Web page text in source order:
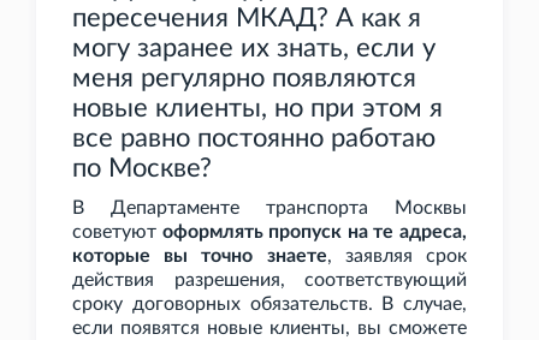
пересечения МКАД? А как я
могу заранее их знать, если у
меня регулярно появляются
новые клиенты, но при этом я
все равно постоянно работаю
по Москве?
В Департаменте транспорта Москвы
советуют оформлять пропуск на те адреса,
которые вы точно знаете, заявляя срок
действия разрешения, соответствующий
сроку договорных обязательств. В случае,
если появятся новые клиенты, вы сможете